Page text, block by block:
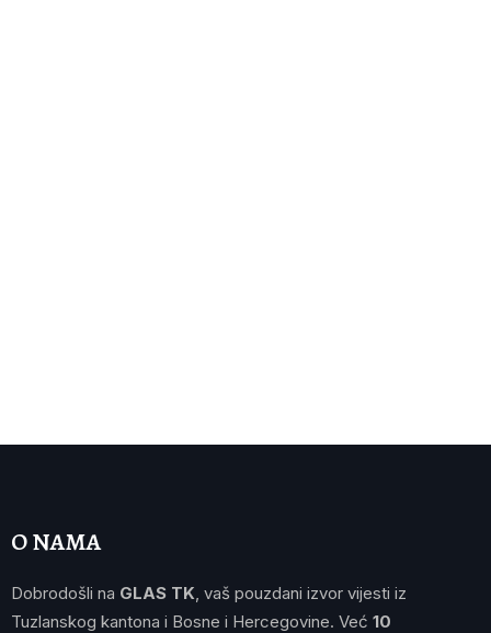
O NAMA
Dobrodošli na GLAS TK , vaš pouzdani izvor vijesti iz
Tuzlanskog kantona i Bosne i Hercegovine. Već 10